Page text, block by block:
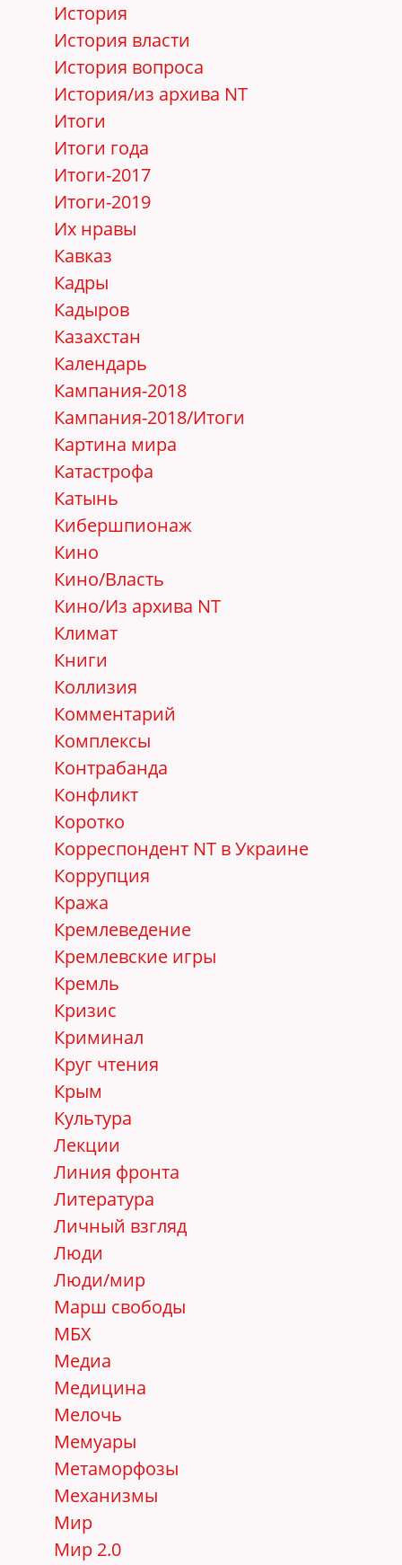
История
История власти
История вопроса
История/из архива NT
Итоги
Итоги года
Итоги-2017
Итоги-2019
Их нравы
Кавказ
Кадры
Кадыров
Казахстан
Календарь
Кампания-2018
Кампания-2018/Итоги
Картина мира
Катастрофа
Катынь
Кибершпионаж
Кино
Кино/Власть
Кино/Из архива NT
Климат
Книги
Коллизия
Комментарий
Комплексы
Контрабанда
Конфликт
Коротко
Корреспондент NT в Украине
Коррупция
Кража
Кремлеведение
Кремлевские игры
Кремль
Кризис
Криминал
Круг чтения
Крым
Культура
Лекции
Линия фронта
Литература
Личный взгляд
Люди
Люди/мир
Марш свободы
МБХ
Медиа
Медицина
Мелочь
Мемуары
Метаморфозы
Механизмы
Мир
Мир 2.0